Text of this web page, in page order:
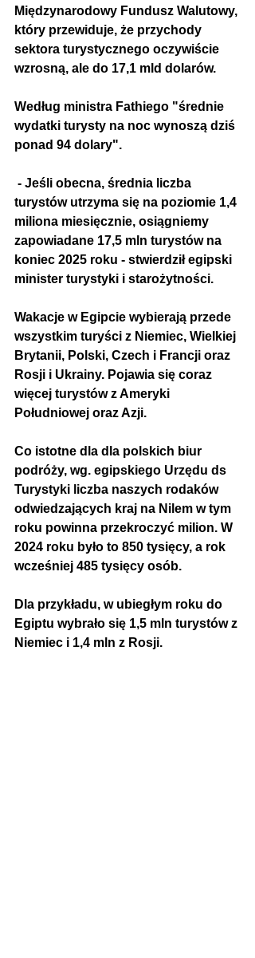
Międzynarodowy Fundusz Walutowy,
który przewiduje, że przychody
sektora turystycznego oczywiście
wzrosną, ale do 17,1 mld dolarów.
Według ministra Fathiego "średnie
wydatki turysty na noc wynoszą dziś
ponad 94 dolary".
- Jeśli obecna, średnia liczba
turystów utrzyma się na poziomie 1,4
miliona miesięcznie, osiągniemy
zapowiadane 17,5 mln turystów na
koniec 2025 roku - stwierdził egipski
minister turystyki i starożytności.
Wakacje w Egipcie wybierają przede
wszystkim turyści z Niemiec, Wielkiej
Brytanii, Polski, Czech i Francji oraz
Rosji i Ukrainy. Pojawia się coraz
więcej turystów z Ameryki
Południowej oraz Azji.
Co istotne dla dla polskich biur
podróży, wg. egipskiego Urzędu ds
Turystyki liczba naszych rodaków
odwiedzających kraj na Nilem w tym
roku powinna przekroczyć milion. W
2024 roku było to 850 tysięcy, a rok
wcześniej 485 tysięcy osób.
Dla przykładu, w ubiegłym roku do
Egiptu wybrało się 1,5 mln turystów z
Niemiec i 1,4 mln z Rosji.